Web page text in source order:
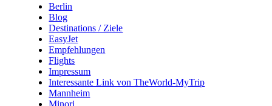
Berlin
Blog
Destinations / Ziele
EasyJet
Empfehlungen
Flights
Impressum
Interessante Link von TheWorld-MyTrip
Mannheim
Minori